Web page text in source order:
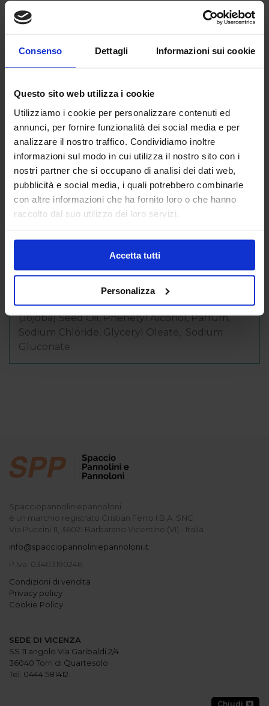
Consenso Dettagli Informazioni sui cookie
Questo sito web utilizza i cookie
Utilizziamo i cookie per personalizzare contenuti ed
annunci, per fornire funzionalità dei social media e per
analizzare il nostro traffico. Condividiamo inoltre
informazioni sul modo in cui utilizza il nostro sito con i
nostri partner che si occupano di analisi dei dati web,
pubblicità e social media, i quali potrebbero combinarle
con altre informazioni che ha fornito loro o che hanno
raccolto dal suo utilizzo dei loro servizi.
Accetta tutti
Personalizza
* Prodotti da Agricoltura Biologica
Maggiori informazioni
12,90 €
Quantità:
Aggiungi al carrello
Caratteristiche
Sodium Lauryl Glucose Carboxylate, Sodium
Coco-Sulfate, Lauryl Glucoside, Cocamidopropyl
Betaine, Argania Spinosa* Kernel Oil, Macadamia
Ternifolia* Seed Oil , Simmondsia Chinensis*
(Jojoba) Seed Oil, Phenetyl Alcohol, Parfum,
Sodium Chloride, Glyceryl Oleate, Sodium
Gluconate.
Spacciopannoliniepannoloni
è un marchio registrato Cristian Ferro I.B.A. SNC
Via Puccini 11, 36021 Barbarano Vicentino (VI) - Italia
info@spacciopannoliniepannoloni.it
P.Iva: 03403190246
Condizioni di vendita
Privacy policy
Cookie Policy
SEDE DI VICENZA
SS 11 angolo Via Garibaldi 2/4
36040 Torri di Quartesolo
Tel. 0444.581412
Chiudi